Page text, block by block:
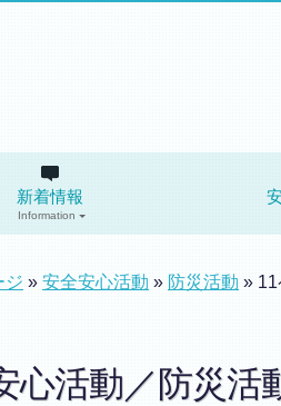
新着情報
Information
ジ » 安全安心活動 » 防災活動 » 11
心活動／防災